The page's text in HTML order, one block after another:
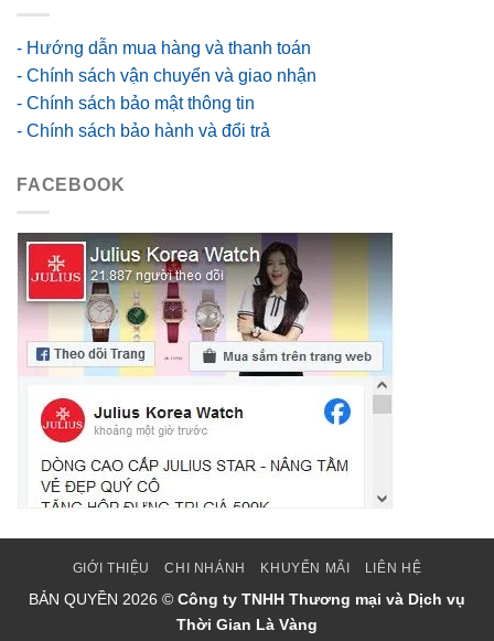
- Hướng dẫn mua hàng và thanh toán
- Chính sách vận chuyển và giao nhận
- Chính sách bảo mật thông tin
- Chính sách bảo hành và đổi trả
FACEBOOK
GIỚI THIỆU CHI NHÁNH KHUYẾN MÃI LIÊN HỆ
BẢN QUYỀN 2026 © Công ty TNHH Thương mại và Dịch vụ
Thời Gian Là Vàng